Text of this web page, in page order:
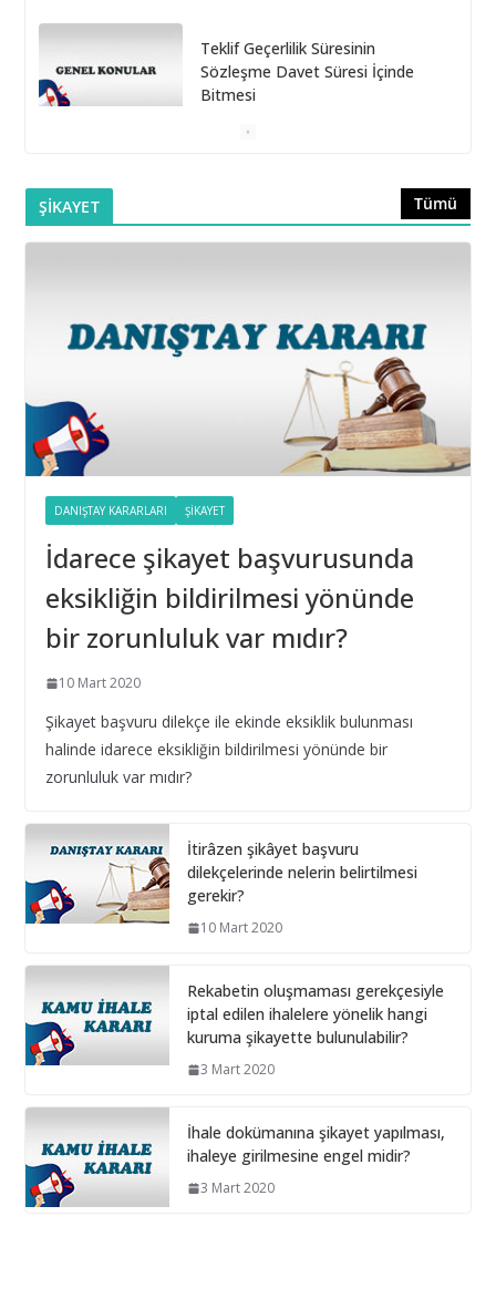
Teklif Geçerlilik Süresinin
Sözleşme Davet Süresi İçinde
Bitmesi
Doğrudan Temin Alımlarına İlişkin Muayene ve Kabul
Komisyonunun Kurulmaması
16 Eylül 2025
16 Eylül 2025
Taşıt Kiralama İhalesinde Damga Vergisi Oranının
Hatalı Belirlenmesi
16 Eylül 2025
Yıl Boyunca Yapılan Alımların 3 (g) İstisna Limitinin
Aşılması
16 Eylül 2025
İhale Tarihinden Sonra Yaklaşık Maliyetin
Güncellenmesi ve Sınır Değer Hesabı
28 Şubat 2025
Bilişim hizmet alımı ihalelerinde istenecek belgeleri
ortak girişim olması durumunda kim sunmalı ?
Bilişim hizmet alımı ihalelerinde istenecek belgeler
10 Aralık 2024
tamamını idarede geçirmiyorsa ?
1 Şubat 2026
ŞİKAYET Tümü
DANIŞTAY KARARLARI ŞIKAYET
İdarece şikayet başvurusunda
eksikliğin bildirilmesi yönünde
bir zorunluluk var mıdır?
10 Mart 2020
Şikayet başvuru dilekçe ile ekinde eksiklik bulunması
halinde idarece eksikliğin bildirilmesi yönünde bir
zorunluluk var mıdır?
İtirâzen şikâyet başvuru
dilekçelerinde nelerin belirtilmesi
gerekir?
10 Mart 2020
Rekabetin oluşmaması gerekçesiyle
iptal edilen ihalelere yönelik hangi
kuruma şikayette bulunulabilir?
3 Mart 2020
İhale dokümanına şikayet yapılması,
ihaleye girilmesine engel midir?
3 Mart 2020